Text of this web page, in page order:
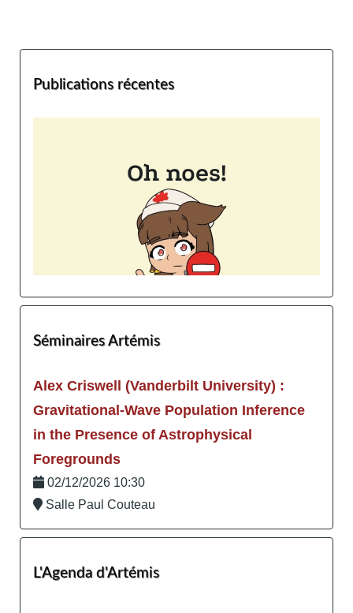
Publications récentes
Séminaires Artémis
Alex Criswell (Vanderbilt University) :
Gravitational-Wave Population Inference
in the Presence of Astrophysical
Foregrounds
02/12/2026 10:30
Salle Paul Couteau
L'Agenda d'Artémis